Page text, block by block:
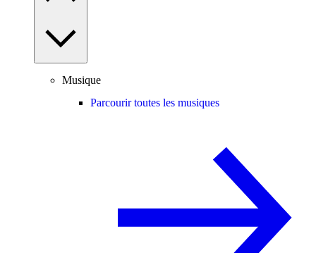
Musique
Parcourir toutes les musiques